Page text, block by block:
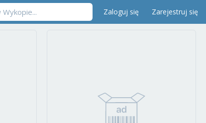
Zaloguj się Zarejestruj się